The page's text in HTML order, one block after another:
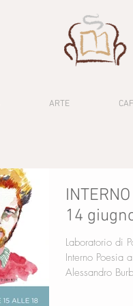
ARTE
14
Laboratorio di
Interno Poesia a cura di Gaia Ginevra Giorgi e
Alessandro